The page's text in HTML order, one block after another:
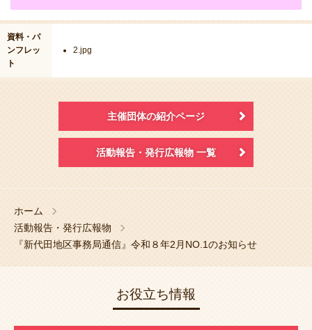
資料・パ
ンフレッ
ト
2.jpg
主催団体の紹介ページ
活動報告・発行広報物 一覧
ホーム
活動報告・発行広報物
『新代田地区事務局通信』令和８年2月NO.1のお知らせ
お役立ち情報